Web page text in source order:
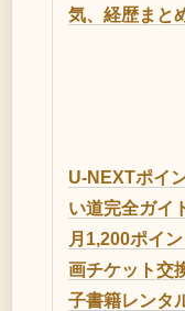
気、経歴まと
U-NEXTポイ
い道完全ガイ
月1,200ポイ
画チケット交
子書籍レンタ